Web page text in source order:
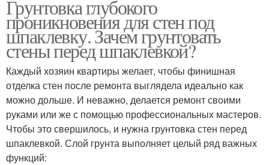
Грунтовка глубокого
проникновения для стен под
шпаклевку. Зачем грунтовать
стены перед шпаклевкой?
Каждый хозяин квартиры желает, чтобы финишная
отделка стен после ремонта выглядела идеально как
можно дольше. И неважно, делается ремонт своими
руками или же с помощью профессиональных мастеров.
Чтобы это свершилось, и нужна грунтовка стен перед
шпаклевкой. Слой грунта выполняет целый ряд важных
функций: